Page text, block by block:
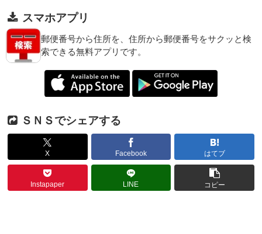
スマホアプリ
郵便番号から住所を、住所から郵便番号をサクッと検
索できる無料アプリです。
ＳＮＳでシェアする
X Facebook はてブ
Instapaper LINE コピー